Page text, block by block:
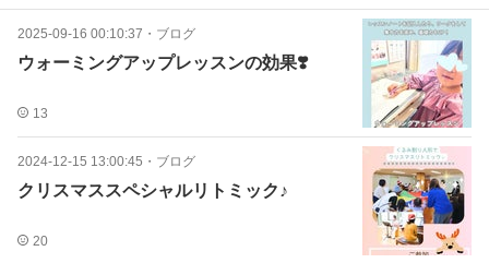
2025-09-16 00:10:37 ・ ブログ
ウォーミングアップレッスンの効果❣️
13
2024-12-15 13:00:45 ・ ブログ
クリスマススペシャルリトミック♪
20